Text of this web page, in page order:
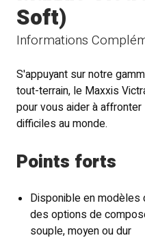
Informations
Soft)
S'appuyant sur notre
tout-terrain, le Maxxis
pour vous aider à
difficiles au monde.
Points forts
Disponible en modèles
des options de
souple, moyen ou dur